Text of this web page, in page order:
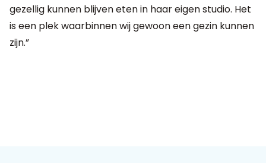
gezellig kunnen blijven eten in haar eigen studio. Het
is een plek waarbinnen wij gewoon een gezin kunnen
zijn.”